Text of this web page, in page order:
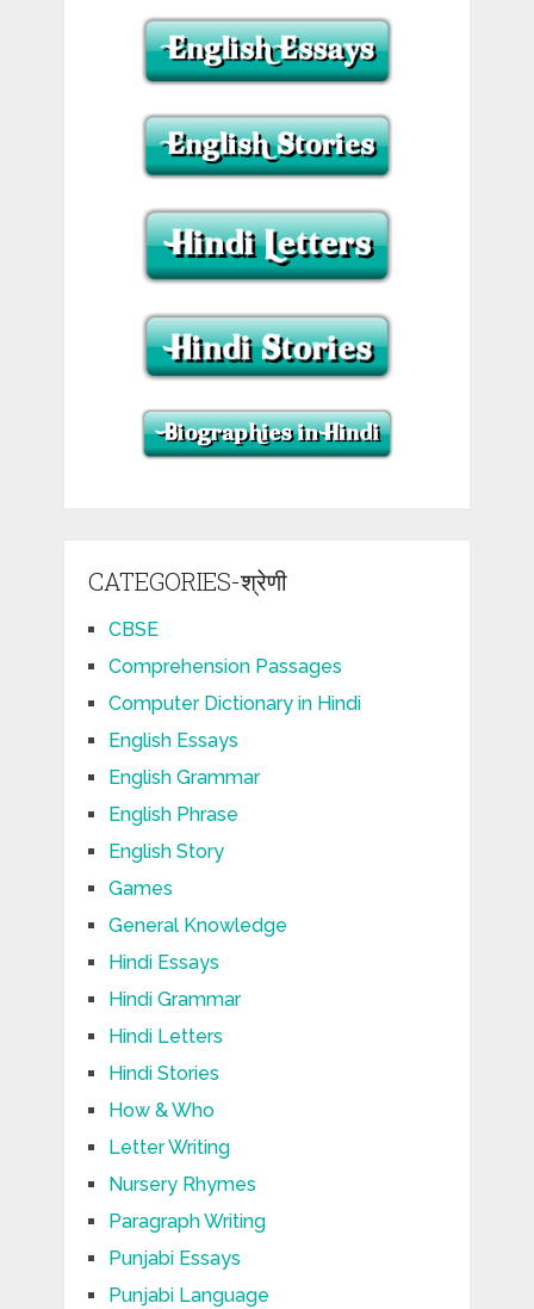
CATEGORIES-श्रेणी
CBSE
Comprehension Passages
Computer Dictionary in Hindi
English Essays
English Grammar
English Phrase
English Story
Games
General Knowledge
Hindi Essays
Hindi Grammar
Hindi Letters
Hindi Stories
How & Who
Letter Writing
Nursery Rhymes
Paragraph Writing
Punjabi Essays
Punjabi Language